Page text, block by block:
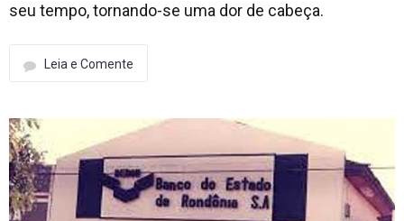
seu tempo, tornando-se uma dor de cabeça.
Leia e Comente